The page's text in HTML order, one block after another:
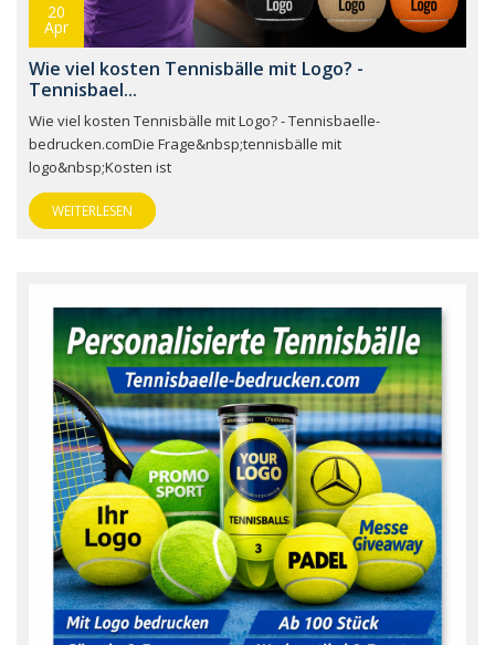
20
Apr
Wie viel kosten Tennisbälle mit Logo? -
Tennisbael...
Wie viel kosten Tennisbälle mit Logo? - Tennisbaelle-
bedrucken.comDie Frage&nbsp;tennisbälle mit
logo&nbsp;Kosten ist
WEITERLESEN